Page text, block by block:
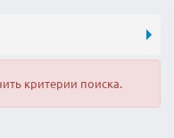
критерии поиска.